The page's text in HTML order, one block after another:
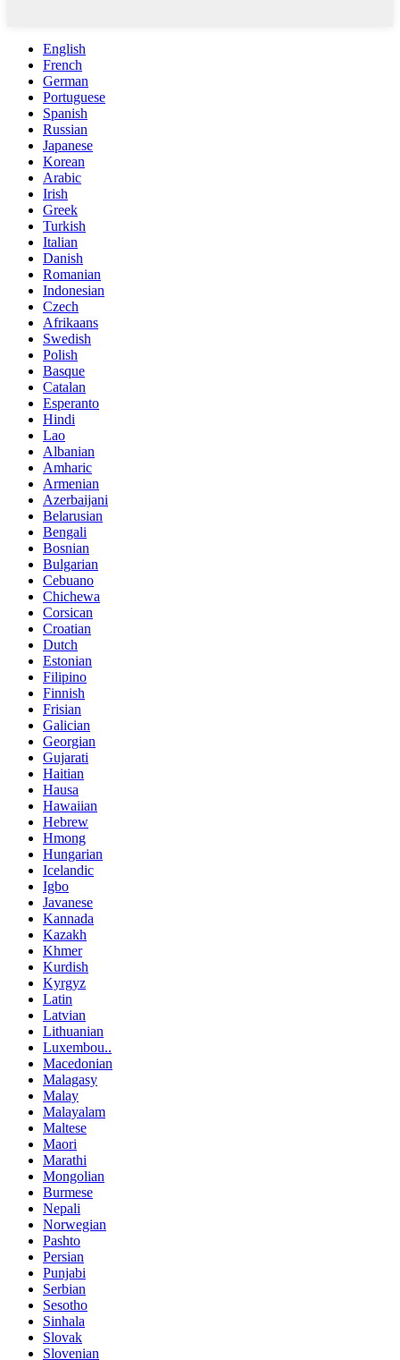
English
French
German
Portuguese
Spanish
Russian
Japanese
Korean
Arabic
Irish
Greek
Turkish
Italian
Danish
Romanian
Indonesian
Czech
Afrikaans
Swedish
Polish
Basque
Catalan
Esperanto
Hindi
Lao
Albanian
Amharic
Armenian
Azerbaijani
Belarusian
Bengali
Bosnian
Bulgarian
Cebuano
Chichewa
Corsican
Croatian
Dutch
Estonian
Filipino
Finnish
Frisian
Galician
Georgian
Gujarati
Haitian
Hausa
Hawaiian
Hebrew
Hmong
Hungarian
Icelandic
Igbo
Javanese
Kannada
Kazakh
Khmer
Kurdish
Kyrgyz
Latin
Latvian
Lithuanian
Luxembou..
Macedonian
Malagasy
Malay
Malayalam
Maltese
Maori
Marathi
Mongolian
Burmese
Nepali
Norwegian
Pashto
Persian
Punjabi
Serbian
Sesotho
Sinhala
Slovak
Slovenian